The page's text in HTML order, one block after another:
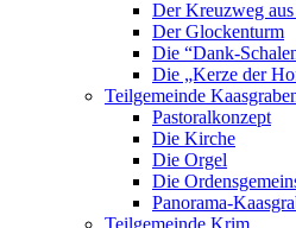
Der Kreuzweg aus
Der Glockenturm
Die “Dank-
Die „Kerze der
Teilgemeinde
Pastoralkonzept
Die Kirche
Die Orgel
Die
Panorama-
Teilgemeinde Krim